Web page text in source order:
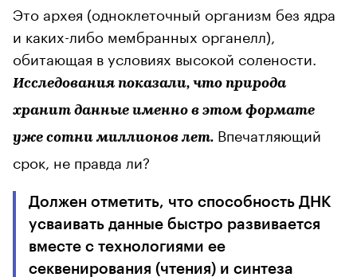
Это архея (одноклеточный организм без ядра
и каких-либо мембранных органелл),
обитающая в условиях высокой солености.
Исследования показали, что природа
хранит данные именно в этом формате
уже сотни миллионов лет. Впечатляющий
срок, не правда ли?
Должен отметить, что способность ДНК
усваивать данные быстро развивается
вместе с технологиями ее
секвенирования (чтения) и синтеза